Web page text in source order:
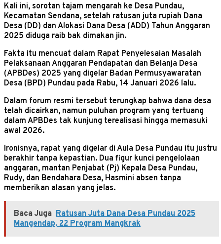
Kali ini, sorotan tajam mengarah ke Desa Pundau,
Kecamatan Sendana, setelah ratusan juta rupiah Dana
Desa (DD) dan Alokasi Dana Desa (ADD) Tahun Anggaran
2025 diduga raib bak dimakan jin.
Fakta itu mencuat dalam Rapat Penyelesaian Masalah
Pelaksanaan Anggaran Pendapatan dan Belanja Desa
(APBDes) 2025 yang digelar Badan Permusyawaratan
Desa (BPD) Pundau pada Rabu, 14 Januari 2026 lalu.
Dalam forum resmi tersebut terungkap bahwa dana desa
telah dicairkan, namun puluhan program yang tertuang
dalam APBDes tak kunjung terealisasi hingga memasuki
awal 2026.
Ironisnya, rapat yang digelar di Aula Desa Pundau itu justru
berakhir tanpa kepastian. Dua figur kunci pengelolaan
anggaran, mantan Penjabat (Pj) Kepala Desa Pundau,
Rudy, dan Bendahara Desa, Hasmini absen tanpa
memberikan alasan yang jelas.
Baca Juga Ratusan Juta Dana Desa Pundau 2025
Mangendap, 22 Program Mangkrak